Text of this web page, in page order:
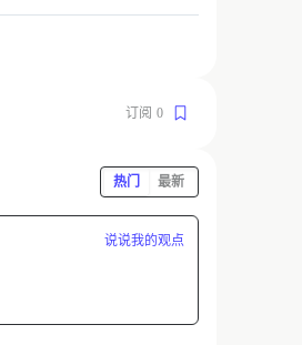
订阅 0
热门 最新
说说我的观点